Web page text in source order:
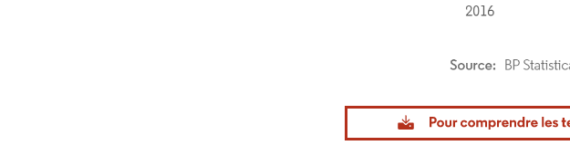
Image © Mordor Intelligence. La réutilisation